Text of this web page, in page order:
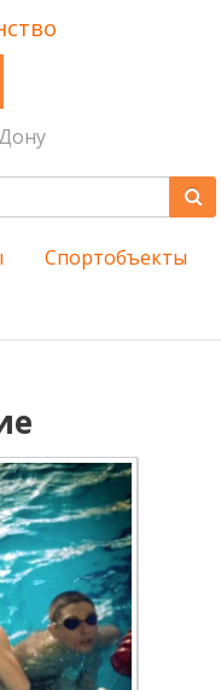
Спортобъекты